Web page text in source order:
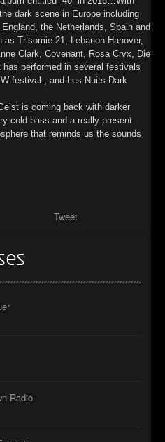
dark scene in Europe including
the Netherlands, Spain and
Trisomie 21, Lebanon Hanover,
Clark, Covenant, Rosa Crvx, Die
performed in several festivals
festival , and Les Nuits Dark
is coming back with darker
cold bass and a really present
that reminds us the sounds
Tweet
Radio